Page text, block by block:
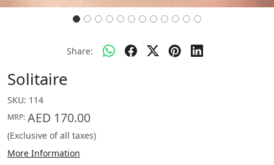
Share:
Solitaire
SKU: 114
MRP: AED 170.00
(Exclusive of all taxes)
More Information